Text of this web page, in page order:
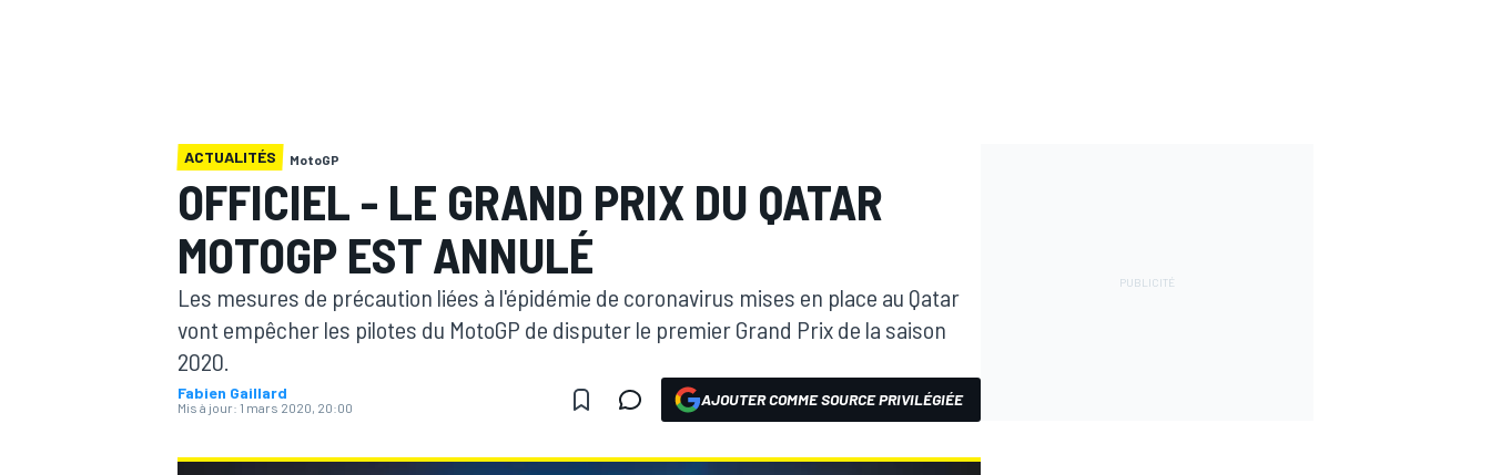
MOTOGP
ACTUALITÉS MotoGP
OFFICIEL - LE GRAND PRIX DU QATAR
MOTOGP EST ANNULÉ
Les mesures de précaution liées à l'épidémie de coronavirus mises en place au Qatar
vont empêcher les pilotes du MotoGP de disputer le premier Grand Prix de la saison
2020.
Fabien Gaillard
Mis à jour: 1 mars 2020, 20:00 AJOUTER COMME SOURCE PRIVILÉGIÉE